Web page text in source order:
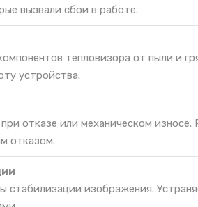
вызвали сбои в работе.
тепловизора от пыли и
устройства.
отказе или механическом
отказом.
стабилизации изображения.